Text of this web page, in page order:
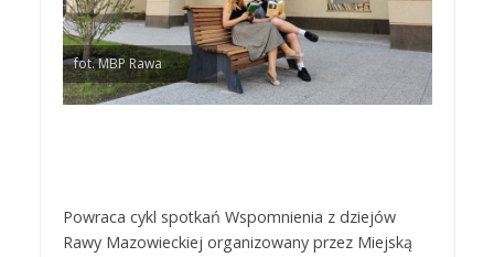
fot. MBP Rawa
Powraca cykl spotkań Wspomnienia z dziejów
Rawy Mazowieckiej organizowany przez Miejską